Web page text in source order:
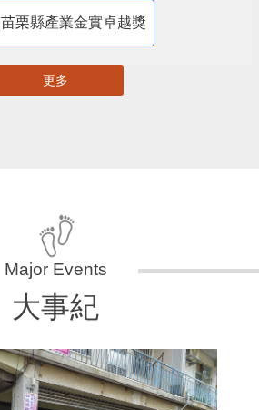
苗栗縣產業金實卓越獎
更多
大事紀